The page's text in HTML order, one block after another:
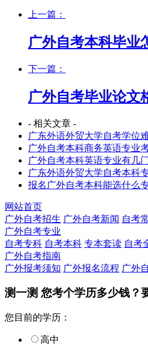
上一篇：
广外自考本科毕业
下一篇：
广外自考毕业论文
- 相关文章 -
广东外语外贸大学自考学位
广外自考本科商务英语专业
广外自考本科英语专业有几
广东外语外贸大学自考本科
报名广外自考本科能选什么
网站首页
广外自考招生 广外自考新闻 自考
广外自考专业
自考专科 自考本科 专本套读 自考
广外自考指南
广外报考须知 广外报名流程 广外
测一测 您考个学历多少钱？
您目前的学历：
高中